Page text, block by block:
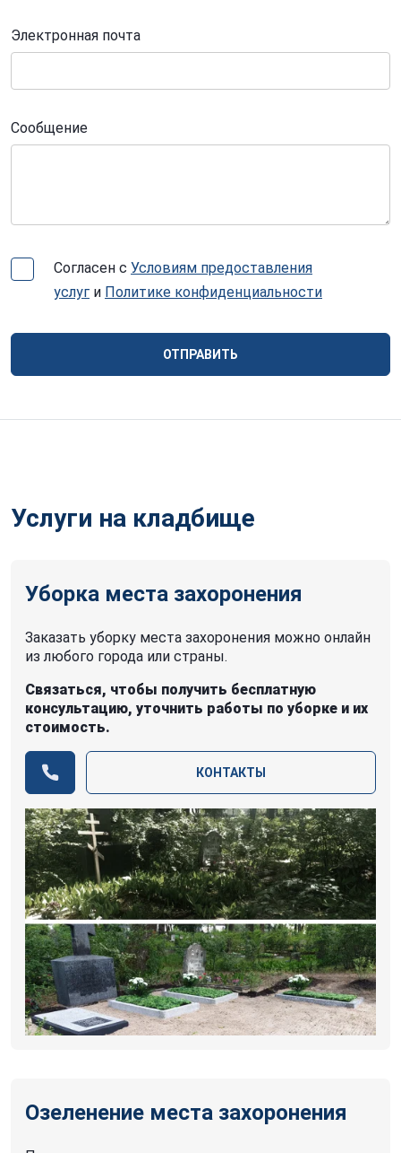
Электронная почта
Сообщение
Согласен с Условиям предоставления
услуг и Политике конфиденциальности
ОТПРАВИТЬ
Услуги на кладбище
Уборка места захоронения
Заказать уборку места захоронения можно онлайн
из любого города или страны.
Связаться, чтобы получить бесплатную
консультацию, уточнить работы по уборке и их
стоимость.
КОНТАКТЫ
Озеленение места захоронения